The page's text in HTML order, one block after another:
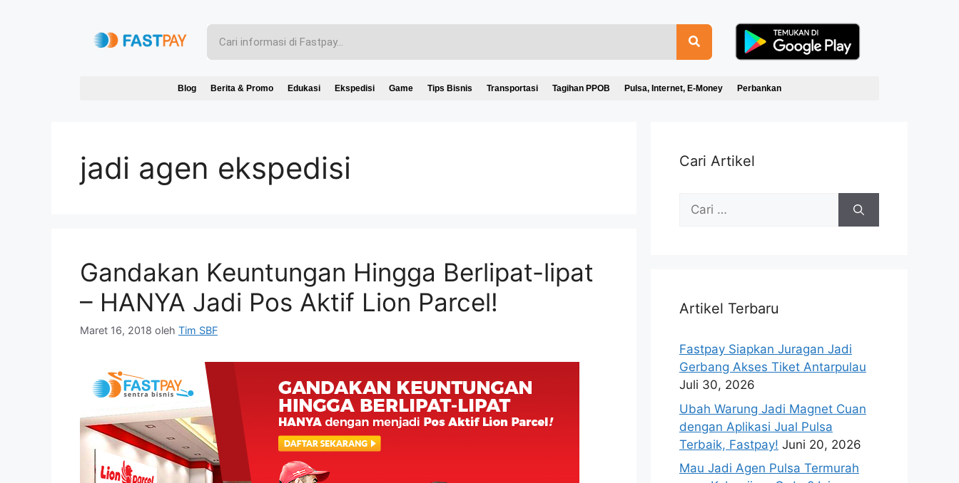
Blog Berita & Promo Edukasi Ekspedisi Game Tips Bisnis Transportasi Tagihan PPOB Pulsa, Internet, E-Money Perbankan
jadi agen ekspedisi
Gandakan Keuntungan Hingga Berlipat-lipat
– HANYA Jadi Pos Aktif Lion Parcel!
Maret 16, 2018 oleh Tim SBF
Cari Artikel
Artikel Terbaru
Fastpay Siapkan Juragan Jadi
Gerbang Akses Tiket Antarpulau
Juli 30, 2026
Ubah Warung Jadi Magnet Cuan
dengan Aplikasi Jual Pulsa
Terbaik, Fastpay! Juni 20, 2026
Mau Jadi Agen Pulsa Termurah